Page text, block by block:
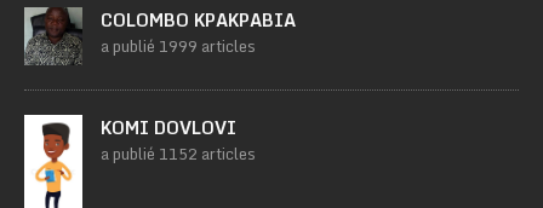
COLOMBO KPAKPABIA
a publié 1999 articles
KOMI DOVLOVI
a publié 1152 articles